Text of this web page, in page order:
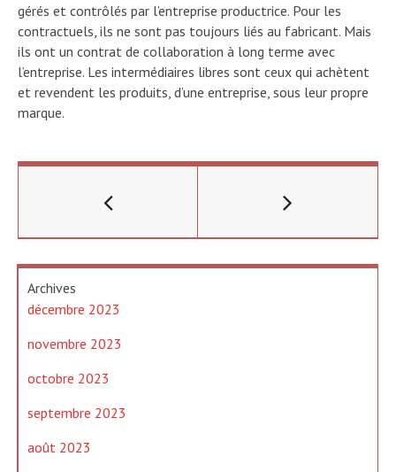
gérés et contrôlés par l’entreprise productrice. Pour les
contractuels, ils ne sont pas toujours liés au fabricant. Mais
ils ont un contrat de collaboration à long terme avec
l’entreprise. Les intermédiaires libres sont ceux qui achètent
et revendent les produits, d’une entreprise, sous leur propre
marque.
Archives
décembre 2023
novembre 2023
octobre 2023
septembre 2023
août 2023